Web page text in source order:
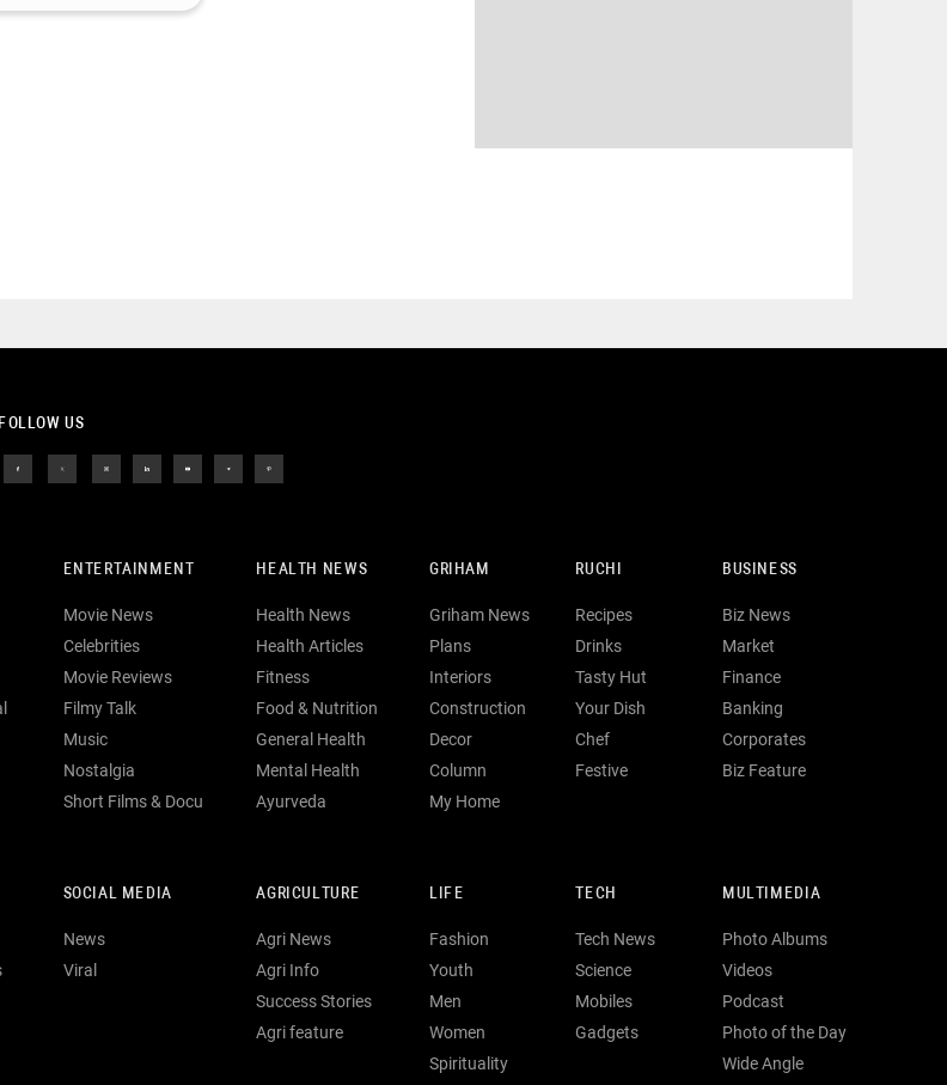
FOLLOW US
ENTERTAINMENT
Movie News
Celebrities
Movie Reviews
Filmy Talk
Music
Nostalgia
Short Films & Docu
HEALTH NEWS
Health News
Health Articles
Fitness
Food & Nutrition
General Health
Mental Health
Ayurveda
GRIHAM
Griham News
Plans
Interiors
Construction
Decor
Column
My Home
RUCHI
Recipes
Drinks
Tasty Hut
Your Dish
Chef
Festive
BUSINESS
Biz News
Market
Finance
Banking
Corporates
Biz Feature
SOCIAL MEDIA
News
Viral
AGRICULTURE
Agri News
Agri Info
Success Stories
Agri feature
LIFE
Fashion
Youth
Men
Women
Spirituality
TECH
Tech News
Science
Mobiles
Gadgets
MULTIMEDIA
Photo Albums
Videos
Podcast
Photo of the Day
Wide Angle